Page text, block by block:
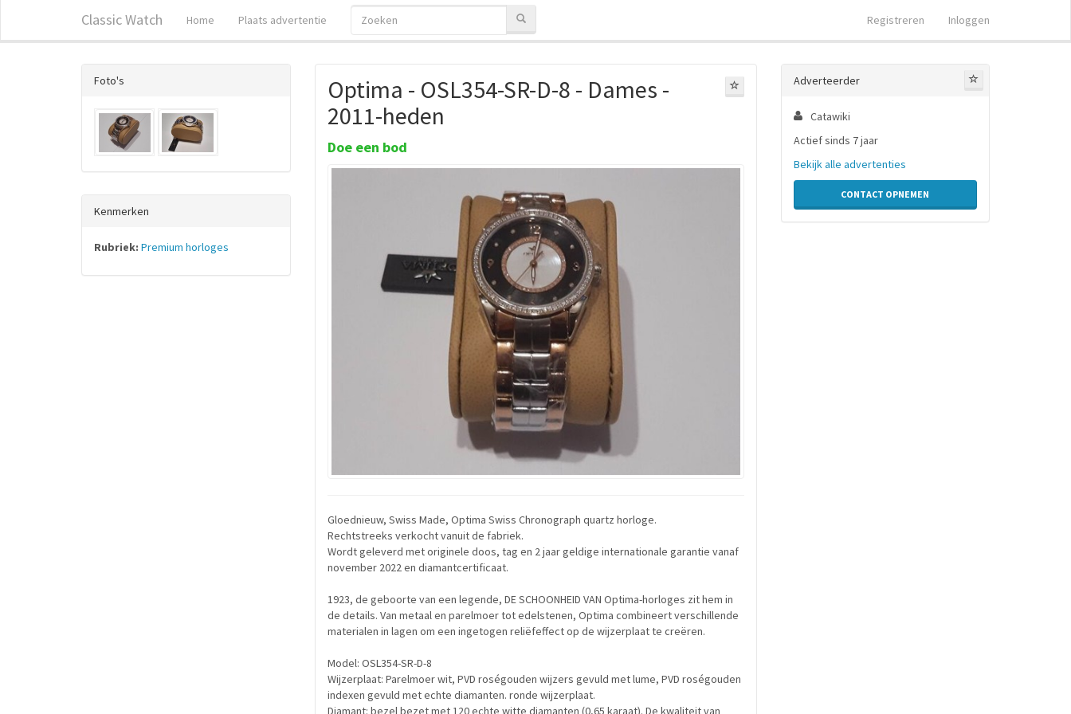
Classic Watch Home Plaats advertentie Registreren Inloggen
Optima - OSL354-SR-D-8 - Dames -
2011-heden
Doe een bod
Gloednieuw, Swiss Made, Optima Swiss Chronograph quartz horloge.
Rechtstreeks verkocht vanuit de fabriek.
Wordt geleverd met originele doos, tag en 2 jaar geldige internationale garantie vanaf
november 2022 en diamantcertificaat.
1923, de geboorte van een legende, DE SCHOONHEID VAN Optima-horloges zit hem in
de details. Van metaal en parelmoer tot edelstenen, Optima combineert verschillende
materialen in lagen om een ingetogen reliëfeffect op de wijzerplaat te creëren.
Model: OSL354-SR-D-8
Wijzerplaat: Parelmoer wit, PVD roségouden wijzers gevuld met lume, PVD roségouden
indexen gevuld met echte diamanten. ronde wijzerplaat.
Diamant: bezel bezet met 120 echte witte diamanten (0,65 karaat). De kwaliteit van
Foto's
Kenmerken
Rubriek: Premium horloges
Adverteerder
Catawiki
Actief sinds 7 jaar
Bekijk alle advertenties
CONTACT OPNEMEN